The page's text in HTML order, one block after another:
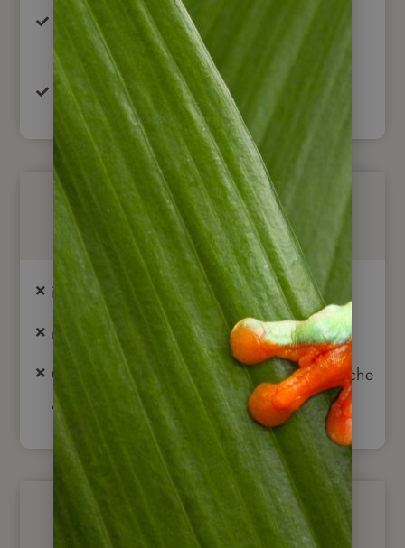
Tango Show mit Abendessen inkl. Transfer
ab/bis Hotel (ohne Reiseleitung)
Eintrittsgelder
Nicht im Preis
internationale Flüge
nicht aufgeführte Mahlzeiten, Getränke
Optionale Ausflüge, Trinkgelder & persönliche
Ausgaben
Optional buchbar